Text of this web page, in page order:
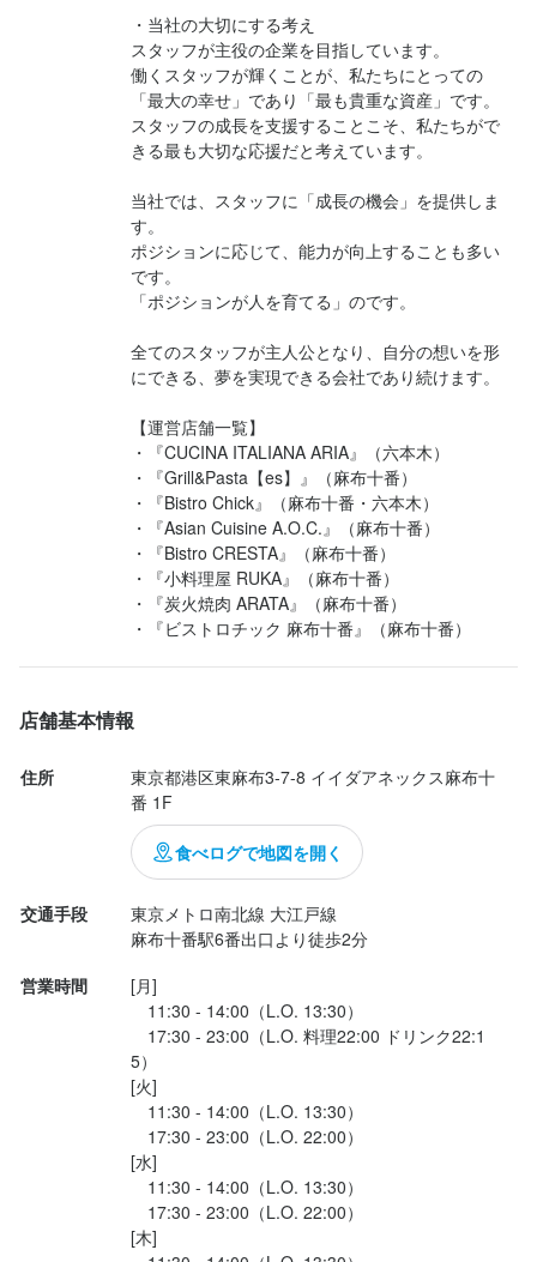
・当社の大切にする考え
スタッフが主役の企業を目指しています。
働くスタッフが輝くことが、私たちにとっての
「最大の幸せ」であり「最も貴重な資産」です。
スタッフの成長を支援することこそ、私たちがで
きる最も大切な応援だと考えています。
当社では、スタッフに「成長の機会」を提供しま
す。
ポジションに応じて、能力が向上することも多い
です。
「ポジションが人を育てる」のです。
全てのスタッフが主人公となり、自分の想いを形
にできる、夢を実現できる会社であり続けます。
【運営店舗一覧】
・『CUCINA ITALIANA ARIA』（六本木）
・『Grill&Pasta【es】』（麻布十番）
・『Bistro Chick』（麻布十番・六本木）
・『Asian Cuisine A.O.C.』（麻布十番）
・『Bistro CRESTA』（麻布十番）
・『小料理屋 RUKA』（麻布十番）
・『炭火焼肉 ARATA』（麻布十番）
店舗基本情報
住所
東京都港区東麻布3-7-8 イイダアネックス麻布十
番 1F
食べログで地図を開く
交通手段
東京メトロ南北線 大江戸線
営業時間
[月]
11:30 - 14:00（L.O. 13:30）
17:30 - 23:00（L.O. 料理22:00 ドリンク22:1
5）
[火]
11:30 - 14:00（L.O. 13:30）
17:30 - 23:00（L.O. 22:00）
[水]
11:30 - 14:00（L.O. 13:30）
17:30 - 23:00（L.O. 22:00）
[木]
【独立を本気で応援】
「自分の理想の店を持ちたい」という想いに応える支援体制が整
これまでにも多くの先輩社員が独立を果たしており、その経験や
【価値ある経験を共有する社員旅行】
年に一度、会社負担で研修旅行を実施。過去には国内外のさまざ
まな地域を訪れています。
身に付くスキル
高級食材の知識 ワインの知識 日本酒の知識
ウイスキーの知識
リキュール・スピリッツの知識
肉の知識 魚の知識 野菜の知識
店舗運営 メニュー開発 仕入れ・食材の目利き
新しいことへの挑戦が好きで楽しく仕事したい方であれば、経験
【こんな方は大歓迎です！】
◎洋食系の調理経験者
◎接客が好きな方
◎ベンチャー企業の成長を一緒に創っていきたい方
◎将来独立したい方
スタッフ同士が仲良くイキイキした空気感があり、言葉では伝え
られない部分でもあるので、
是非一度店舗に食事に来て頂ければ感じてもらえるはず！
お店の採用担当者からのメッセージ
今まで飲食業界は好きだけど大変――…。
そんな思いが少しでもあったなら当社に来てみてください。
エネルギッシュな街で価値ある体験をしたいならまず当社へ！
・『CUCINA ITALIANA ARIA』（六本木）
・『Grill&Pasta【es】』（麻布十番）
・『Bistro Chick』（麻布十番・六本木）
・『Asian Cuisine A.O.C.』（麻布十番）
・『Bistro CRESTA』（麻布十番）
・『炭火焼肉 ARATA』（麻布十番）
活躍のチャンスが無数にある当社で、仲間と一緒にチャレンジし
てみませんか？
身に付くスキル
仕入れ・食材の目利き
コミュニケーション能力 飲食店での接客経験
ご経験が少ない、また無くとも。チャレンジしてみたい方はご遠
慮なく連絡下さい。
歓迎スキル・経験
求める人物像
【　こんな方を大歓迎♪　】
■人と話すことが好き！
■失敗を恐れないタイプ！
■尊敬し合える仲間と共に働きたい方！
将来的に独立したい、スキルアップしたいという方も歓迎です！
【　弊社のアピールポイント　】
◆頑張った分はしっかり評価！◆
当店は若手・ベテラン関係なく、スタッフの頑張りや実績は給与
やポジションでしっかり還元。
実力次第で、あらゆる権限をどんどん与えていきます。
スタッフ同士の連携が良いため、無理なくシフトを調整でき、プ
ライベートと仕事の両立が可能です。
【独立を本気で応援】
「自分の理想の店を持ちたい」という想いに応える支援体制が整
これまでにも多くの先輩社員が独立を果たしており、その経験や
ノウハウを惜しみなく伝授しています。
【価値ある経験を共有する社員旅行】
まな地域を訪れています。
新たな刺激を得たり、仲間と絆を深めたりする貴重な機会となっ
身に付くスキル
ワインの知識 日本酒の知識
リキュール・スピリッツの知識
肉の知識 野菜の知識
食器の知識
店舗運営 メニュー開発 仕入れ・食材の目利き
新しいことへの挑戦が好きで楽しく仕事したい方であれば、経験
者も未経験者も大歓迎！！
【こんな方は大歓迎です！】
◎接客が好きな方
◎独立希望者（創業から6名の飲食店経営者を輩出しています）
◎将来独立したい方
スタッフ同士が仲良くイキイキした空気感があり、言葉では伝え
られない部分でもあるので、
是非一度店舗に食事に来て頂ければ感じてもらえるはず！
お店の採用担当者からのメッセージ
今まで飲食業界は好きだけど大変――…。
・『東京バルAjito』（六本木）
・『CUCINA ITALIANA ARIA』（六本木）
・『Grill&Pasta【es】』（麻布十番）
・『Bistro Chick』（麻布十番・六本木）
・『Asian Cuisine A.O.C.』（麻布十番）
・『Bistro CRESTA』（麻布十番）
・『小料理屋 RUKA』（麻布十番）
・『炭火焼肉 ARATA』（麻布十番）
活躍のチャンスが無数にある当社で、仲間と一緒にチャレンジし
てみませんか？
身に付くスキル
サービスマナー メニュー開発
必須スキル・経験
コミュニケーション能力
求める人物像
調理業務全般をお願いします。
スキルや経験に合わせて、メニュー開発や数字管理、衛生管理と
やる気次第でどんどんお仕事をお任せするので、活躍の機会がた
くさんあります。
経験豊富なスタッフと一緒に、切磋琢磨しながら成長できる職場
【　こんな方を大歓迎♪　】
■ていねいに心を込めた料理をつくれる方
■お客様が心から楽しめるメニューを開発したい方
■責任あるポジションを任されたい方
■尊敬し合える仲間と共に働きたい方
スタッフ同士の連携が良いため、無理なくシフトを調整でき、プ
ライベートと仕事の両立が可能です。
【独立を本気で応援】
「自分の理想の店を持ちたい」という想いに応える支援体制が整
これまでにも多くの先輩社員が独立を果たしており、その経験や
ノウハウを惜しみなく伝授しています。
【価値ある経験を共有する社員旅行】
年に一度、会社負担で研修旅行を実施。過去には国内外のさまざ
まな地域を訪れています。
新たな刺激を得たり、仲間と絆を深めたりする貴重な機会となっ
身に付くスキル
高級食材の知識 ワインの知識 日本酒の知識
リキュール・スピリッツの知識
肉の知識 魚の知識 野菜の知識
店舗運営 メニュー開発 仕入れ・食材の目利き
歓迎スキル・経験
新しいことへの挑戦が好きで楽しく仕事したい方であれば、経験
者も未経験者も大歓迎！！
【こんな方は大歓迎です！】
◎接客が好きな方
◎独立希望者（創業から6名の飲食店経営者を輩出しています）
◎将来独立したい方
スタッフ同士が仲良くイキイキした空気感があり、言葉では伝え
られない部分でもあるので、
是非一度店舗に食事に来て頂ければ感じてもらえるはず！
お店の採用担当者からのメッセージ
今まで飲食業界は好きだけど大変――…。
月8日の休日に加えて、夏季・年末年始・お盆休暇なども完備。
スタッフ同士の連携が良いため、無理なくシフトを調整でき、プ
ライベートと仕事の両立が可能です。
【独立を本気で応援】
「自分の理想の店を持ちたい」という想いに応える支援体制が整
これまでにも多くの先輩社員が独立を果たしており、その経験や
ノウハウを惜しみなく伝授しています。
【価値ある経験を共有する社員旅行】
まな地域を訪れています。
新たな刺激を得たり、仲間と絆を深めたりする貴重な機会となっ
身に付くスキル
高級食材の知識 ワインの知識 日本酒の知識
リキュール・スピリッツの知識
肉の知識 魚の知識 野菜の知識
店舗運営 メニュー開発 仕入れ・食材の目利き
【こんな方は大歓迎です！】
◎焼肉系の調理経験者
◎接客が好きな方
◎独立希望者（創業から6名の飲食店経営者を輩出しています）
◎ベンチャー企業の成長を一緒に創っていきたい方
◎将来独立したい方
スタッフ同士が仲良くイキイキした空気感があり、言葉では伝え
られない部分でもあるので、
是非一度店舗に食事に来て頂ければ感じてもらえるはず！
お店の採用担当者からのメッセージ
今まで飲食業界は好きだけど大変――…。
そんな思いが少しでもあったなら当社に来てみてください。
エネルギッシュな街で価値ある体験をしたいならまず当社へ！
など、スピード感のある評価制度です。
【しっかり休める勤務体制】
月8日の休日に加えて、夏季・年末年始・お盆休暇なども完備。
スタッフ同士の連携が良いため、無理なくシフトを調整でき、プ
【独立を本気で応援】
「自分の理想の店を持ちたい」という想いに応える支援体制が整
これまでにも多くの先輩社員が独立を果たしており、その経験や
ノウハウを惜しみなく伝授しています。
年に一度、会社負担で研修旅行を実施。過去には国内外のさまざ
まな地域を訪れています。
新たな刺激を得たり、仲間と絆を深めたりする貴重な機会となっ
身に付くスキル
出店開業ノウハウ
歓迎スキル・経験
新しいことへの挑戦が好きで楽しく仕事したい方であれば、経験
者も未経験者も大歓迎！！
【こんな方は大歓迎です！】
◎洋食系の調理経験者
◎接客が好きな方
◎独立希望者（創業から6名の飲食店経営者を輩出しています）
◎ベンチャー企業の成長を一緒に創っていきたい方
◎将来独立したい方
スタッフ同士が仲良くイキイキした空気感があり、言葉では伝え
られない部分でもあるので、
是非一度店舗に食事に来て頂ければ感じてもらえるはず！